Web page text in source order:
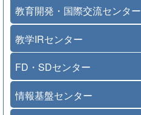
教育開発・国際交流センター
教学IRセンター
FD・SDセンター
情報基盤センター